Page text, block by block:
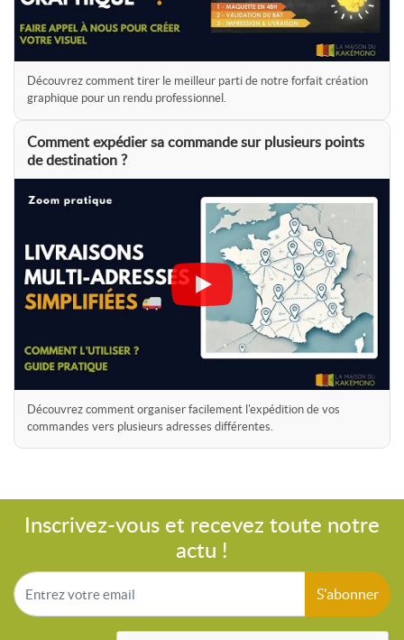
Découvrez comment tirer le meilleur parti de notre forfait création
graphique pour un rendu professionnel.
Comment expédier sa commande sur plusieurs points
de destination ?
Découvrez comment organiser facilement l'expédition de vos
commandes vers plusieurs adresses différentes.
Inscrivez-vous et recevez toute notre
actu !
S'abonner